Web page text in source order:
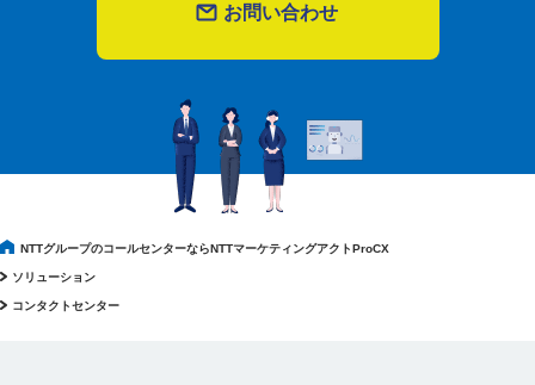
お問い合わせ
NTTグループのコールセンターならNTTマーケティングアクトProCX
ソリューション
コンタクトセンター